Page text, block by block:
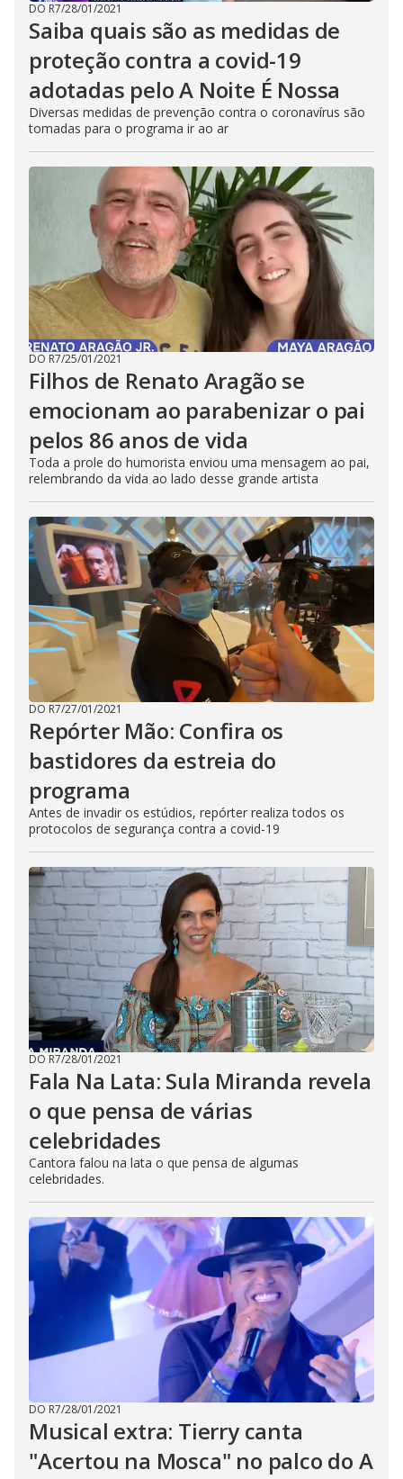
DO R7/28/01/2021
Saiba quais são as medidas de
proteção contra a covid-19
adotadas pelo A Noite É Nossa
Diversas medidas de prevenção contra o coronavírus são
tomadas para o programa ir ao ar
DO R7/25/01/2021
Filhos de Renato Aragão se
emocionam ao parabenizar o pai
pelos 86 anos de vida
Toda a prole do humorista enviou uma mensagem ao pai,
relembrando da vida ao lado desse grande artista
DO R7/27/01/2021
Repórter Mão: Confira os
bastidores da estreia do
programa
Antes de invadir os estúdios, repórter realiza todos os
protocolos de segurança contra a covid-19
DO R7/28/01/2021
Fala Na Lata: Sula Miranda revela
o que pensa de várias
celebridades
Cantora falou na lata o que pensa de algumas
celebridades.
DO R7/28/01/2021
Musical extra: Tierry canta
"Acertou na Mosca" no palco do A